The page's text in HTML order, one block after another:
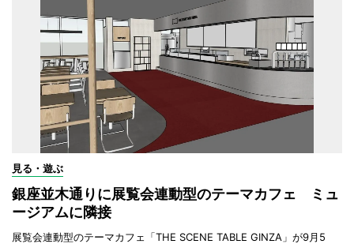
見る・遊ぶ
銀座並木通りに展覧会連動型のテーマカフェ ミュ
ージアムに隣接
展覧会連動型のテーマカフェ「THE SCENE TABLE GINZA」が9月5